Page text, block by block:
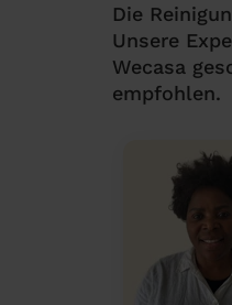
Die
Unsere
Wecasa
empfohlen.